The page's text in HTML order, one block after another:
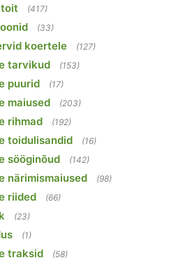
(417)
(33)
koertele (127)
tarvikud (153)
puurid (17)
maiused (203)
rihmad (192)
toidulisandid (16)
sööginõud (142)
närimismaiused (98)
riided (66)
(23)
(1)
traksid (58)